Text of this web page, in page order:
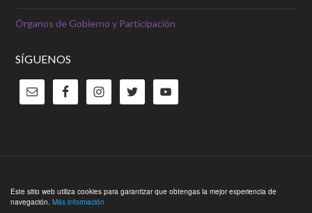
Este sitio web utiliza cookies para garantizar que obtengas la mejor experiencia de
navegación. Más información
Órganos de Gobierno y Participación
SÍGUENOS
Copyright © 2026 ·Outreach Pro ThemeenGenesis Framework